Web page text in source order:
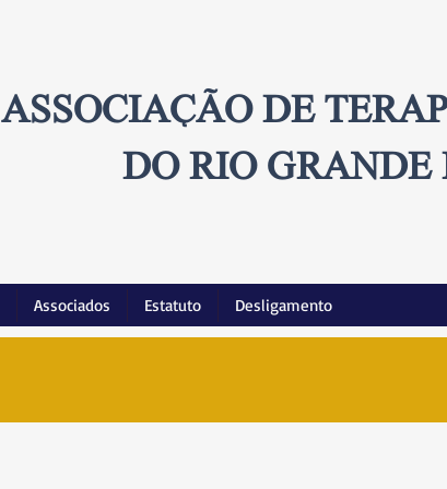
ASSOCIAÇÃO DE
DO RIO GRANDE
Associados Estatuto Desligamento